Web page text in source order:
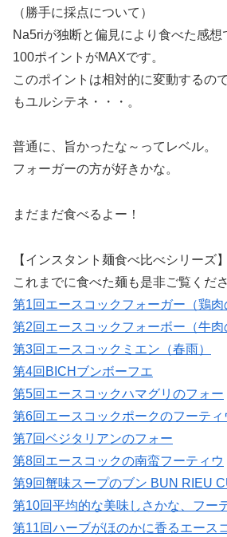
（勝手に採点について）
Na5riが独断と偏見により食べた感想
100ポイントがMAXです。
このポイントは相対的に変動するの
もユルシテネ・・・。
普通に、旨かったな～ってレベル。
フォーガーの方が好きかな。
まだまだ食べるよー！
【インスタント麺食べ比べシリーズ】
これまでに食べた麺も是非ご覧くださ
第1回エースコックフォーガー（鶏肉
第2回エースコックフォーボー（牛肉
第3回エースコックミエン（春雨）
第4回BICHブンボーフエ
第5回エースコックハマグリのフォー
第6回エースコックポークのフーティ
第7回ベジタリアンのフォー
第8回エースコックの南蛮フーティウ
第9回蟹味スープのブン BUN RIEU
第10回平均的な美味しさかな、フー
第11回ハーブがほのかに香るエース